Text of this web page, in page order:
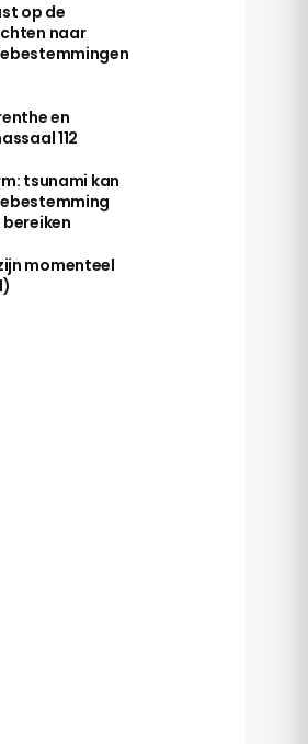
op de
naar
en
112
tsunami kan
bereiken
momenteel